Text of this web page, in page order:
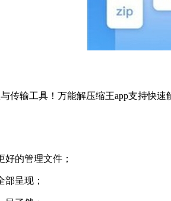
传输工具！万能解压缩王app支持快
的管理文件；
呈现；